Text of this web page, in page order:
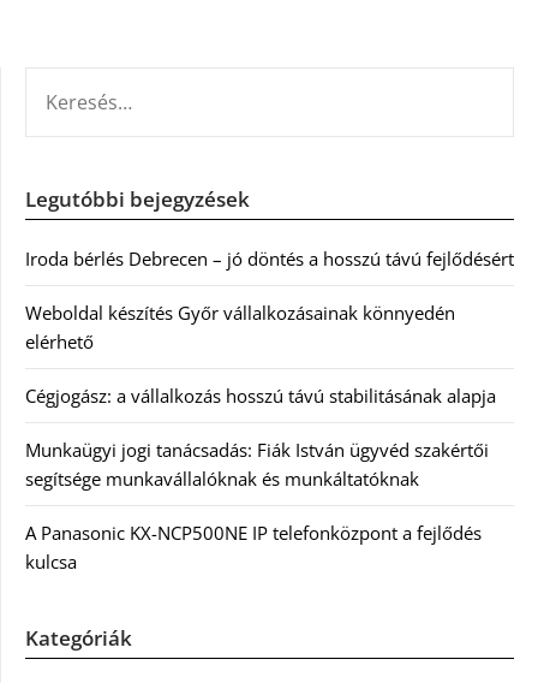
Legutóbbi bejegyzések
Iroda bérlés Debrecen – jó döntés a hosszú távú fejlődésért
Weboldal készítés Győr vállalkozásainak könnyedén
elérhető
Cégjogász: a vállalkozás hosszú távú stabilitásának alapja
Munkaügyi jogi tanácsadás: Fiák István ügyvéd szakértői
segítsége munkavállalóknak és munkáltatóknak
A Panasonic KX-NCP500NE IP telefonközpont a fejlődés
kulcsa
Kategóriák